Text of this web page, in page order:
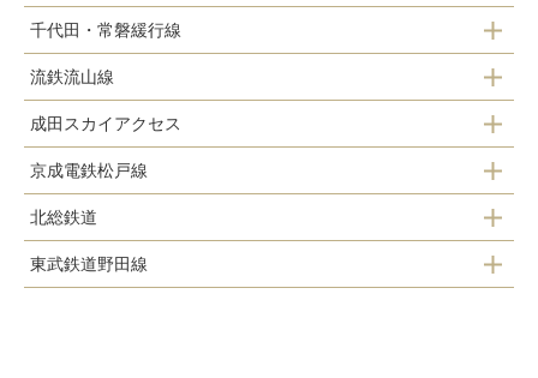
新松戸駅
新八柱駅
東松戸駅
千代田・常磐緩行線
松戸駅
北松戸駅
馬橋駅
北小金駅
流鉄流山線
馬橋駅
幸谷駅
小金城趾駅
成田スカイアクセス
東松戸駅
京成電鉄松戸線
元山駅
五香駅
北総鉄道
矢切駅
東武鉄道野田線